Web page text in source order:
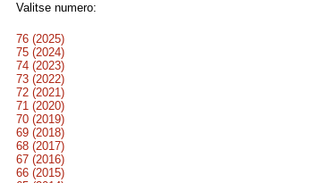
Valitse numero:
76 (2025)
75 (2024)
74 (2023)
73 (2022)
72 (2021)
71 (2020)
70 (2019)
69 (2018)
68 (2017)
67 (2016)
66 (2015)